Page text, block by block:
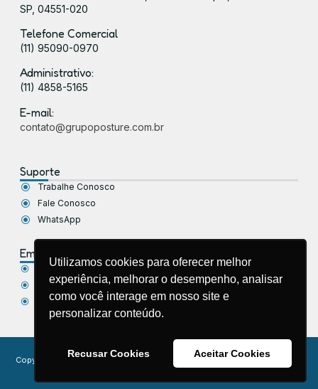
Utilizamos cookies para oferecer melhor
experiência, melhorar o desempenho, analisar
como você interage em nosso site e
personalizar conteúdo.
Recusar Cookies Aceitar Cookies
SP, 04551-020
Telefone Comercial
(11) 95090-0970
Administrativo:
(11) 4858-5165
E-mail:
contato@grupoposture.com.br
Suporte
Trabalhe Conosco
Fale Conosco
WhatsApp
Empresa
Sobre Nós
Política de Privacidade
Blog
Copyright © 2026 Grupo Posture – Saúde Corporativa. Todos os direitos